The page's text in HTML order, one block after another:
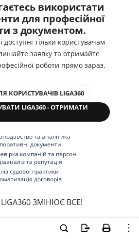
використати
для професійної
з документом.
доступні тільки користувачам
заявку та отримайте
роботи прямо зараз.
КОРИСТУВАЧІВ LIGA360
LIGA360 - ОТРИМАТИ
та аналітика
документи
компаній та персон
та репутація
судової практики
договорів
ЗМІНЮЄ ВСЕ!